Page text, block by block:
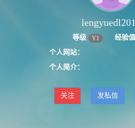
等级 V1 经验值
个人网站：
个人简介：
关注 发私信